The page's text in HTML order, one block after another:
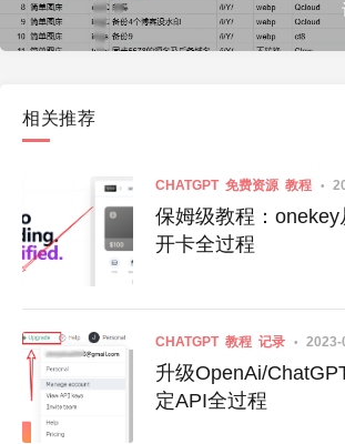
相关推荐
CHATGPT 免费资源 教程
保姆级教程：
开卡全过程
CHATGPT 教程 记录 2023-
升级OpenAi/
定API全过程